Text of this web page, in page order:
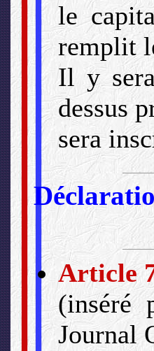
le
remplit
Il y
dessus
sera
Article
(inséré
Journal